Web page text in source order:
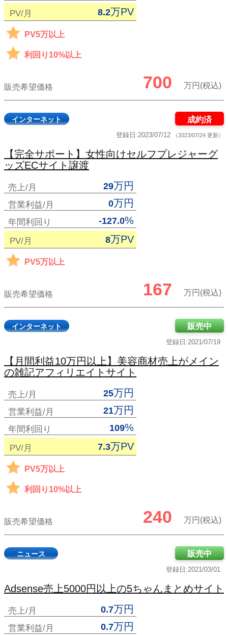
PV/月 8.2万PV
PV5万以上
利回り10%以上
販売希望価格 700 万円(税込)
インターネット
登録日:2023/07/12 （2023/07/24 更新）
成約済
【完全サポート】女性向けセルフプレジャーグ
ッズECサイト譲渡
売上/月 29万円
営業利益/月 0万円
年間利回り -127.0%
PV/月 8万PV
PV5万以上
販売希望価格 167 万円(税込)
インターネット
登録日:2021/07/19
販売中
【月間利益10万円以上】美容商材売上がメイン
の雑記アフィリエイトサイト
売上/月 25万円
営業利益/月 21万円
年間利回り 109%
PV/月 7.3万PV
PV5万以上
利回り10%以上
販売希望価格 240 万円(税込)
ニュース
登録日:2021/03/01
販売中
Adsense売上5000円以上の5ちゃんまとめサイト
売上/月 0.7万円
営業利益/月 0.7万円